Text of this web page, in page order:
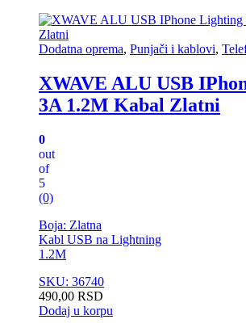
Dodatna oprema, Punjači i kablovi,
XWAVE ALU USB
3A 1.2M Kabal Zlatni
0
out
of
5
(0)
Boja: Zlatna
Kabl USB na Lightning
1.2M
SKU: 36740
490,00 RSD
Dodaj u korpu